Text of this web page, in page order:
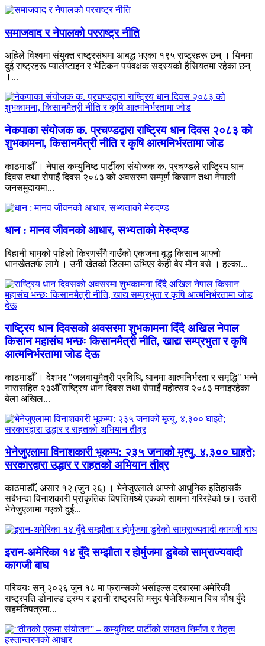
समाजवाद र नेपालको परराष्ट्र नीति
अहिले विश्वमा संयुक्त राष्ट्रसंघमा आबद्ध भएका १९५ राष्ट्रहरू छन् । यिनमा
दुई राष्ट्रहरू प्यालेष्टाइन र भेटिकन पर्यवक्षक सदस्यको हैसियतमा रहेका छन्
।...
नेकपाका संयोजक क. प्रचण्डद्वारा राष्ट्रिय धान दिवस २०८३ को
शुभकामना, किसानमैत्री नीति र कृषि आत्मनिर्भरतामा जोड
काठमाडौँ । नेपाल कम्युनिष्ट पार्टीका संयोजक क. प्रचण्डले राष्ट्रिय धान
दिवस तथा रोपाइँ दिवस २०८३ को अवसरमा सम्पूर्ण किसान तथा नेपाली
जनसमुदायमा...
धान : मानव जीवनको आधार, सभ्यताको मेरुदण्ड
बिहानी घामको पहिलो किरणसँगै गाउँको एकजना वृद्ध किसान आफ्नो
धानखेततर्फ लागे । उनी खेतको डिलमा उभिएर केही बेर मौन बसे । हल्का...
राष्ट्रिय धान दिवसको अवसरमा शुभकामना दिँदै अखिल नेपाल
किसान महासंघ भन्छः किसानमैत्री नीति, खाद्य सम्प्रभुता र कृषि
आत्मनिर्भरतामा जोड देऊ
काठमाडौँ । देशभर "जलवायुमैत्री प्रविधि, धानमा आत्मनिर्भरता र समृद्धि" भन्ने
नारासहित २३औँ राष्ट्रिय धान दिवस तथा रोपाइँ महोत्सव २०८३ मनाइरहेका
बेला अखिल...
भेनेजुएलामा विनाशकारी भूकम्प: २३५ जनाको मृत्यु, ४,३०० घाइते;
सरकारद्वारा उद्धार र राहतको अभियान तीव्र
काठमाडौँ, असार १२ (जुन २६) । भेनेजुएलाले आफ्नो आधुनिक इतिहासकै
सबैभन्दा विनाशकारी प्राकृतिक विपत्तिमध्ये एकको सामना गरिरहेको छ। उत्तरी
भेनेजुएलामा गएको दुई...
इरान-अमेरिका १४ बुँदे सम्झौता र होर्मुजमा डुबेको साम्राज्यवादी
कागजी बाघ
परिचयः सन् २०२६ जुन १८ मा फ्रान्सको भर्साइल्स दरबारमा अमेरिकी
राष्ट्रपति डोनाल्ड ट्रम्प र इरानी राष्ट्रपति मसुद पेजेश्कियान बिच चौध बुँदे
सहमतिपत्रमा...